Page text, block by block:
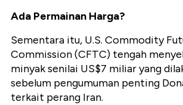
Ada Permainan Harga?
Sementara itu, U.S. Commodity
Commission (CFTC) tengah
minyak senilai US$7 miliar yang
sebelum pengumuman penting
terkait perang Iran.